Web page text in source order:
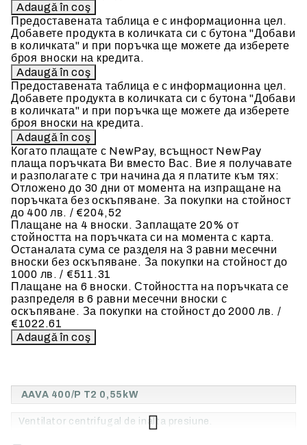
AAVA 400/P T2 0,55kW
Ventilator centrifugal de inalta presiune.
Предоставената таблица е с информационна цел.
Добавете продукта в количката си с бутона "Добави
в количката" и при поръчка ще можете да изберете
броя вноски на кредита.
Предоставената таблица е с информационна цел.
Добавете продукта в количката си с бутона "Добави
в количката" и при поръчка ще можете да изберете
броя вноски на кредита.
Когато плащате с NewPay, всъщност NewPay
плаща поръчката Ви вместо Вас. Вие я получавате
и разполагате с три начина да я платите към тях:
Отложено до 30 дни от момента на изпращане на
поръчката без оскъпяване. За покупки на стойност
до 400 лв. / €204,52
Плащане на 4 вноски. Заплащате 20% от
стойността на поръчката си на момента с карта.
Останалата сума се разделя на 3 равни месечни
вноски без оскъпяване. За покупки на стойност до
1000 лв. / €511.31
Плащане на 6 вноски. Стойността на поръчката се
разпределя в 6 равни месечни вноски с
оскъпяване. За покупки на стойност до 2000 лв. /
€1022.61